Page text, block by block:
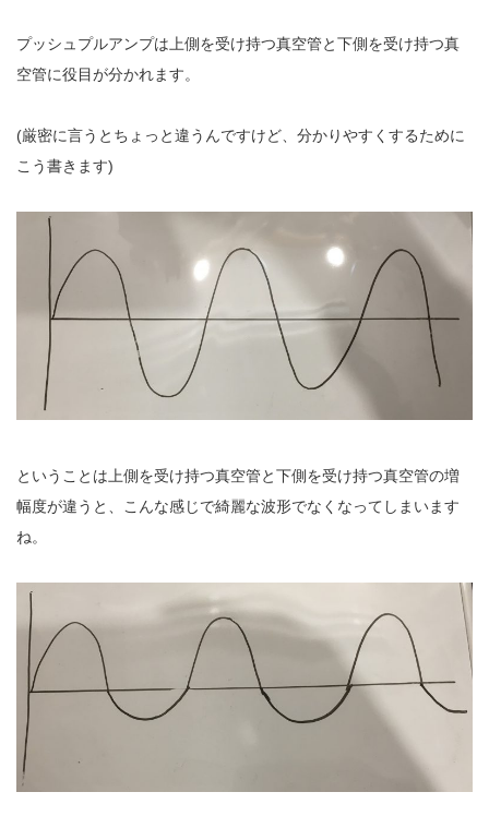
プッシュプルアンプは上側を受け持つ真空管と下側を受け持つ真
空管に役目が分かれます。
(厳密に言うとちょっと違うんですけど、分かりやすくするために
こう書きます)
ということは上側を受け持つ真空管と下側を受け持つ真空管の増
幅度が違うと、こんな感じで綺麗な波形でなくなってしまいます
ね。